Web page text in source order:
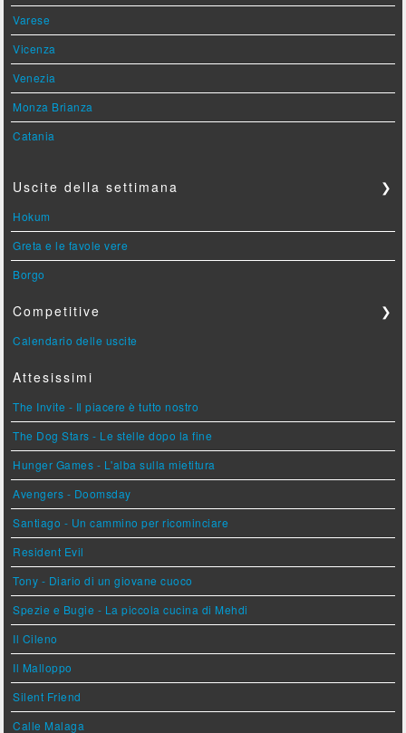
Varese
Vicenza
Venezia
Monza Brianza
Catania
Uscite della settimana ❯
Hokum
Greta e le favole vere
Borgo
Competitive ❯
Calendario delle uscite
Attesissimi
The Invite - Il piacere è tutto nostro
The Dog Stars - Le stelle dopo la fine
Hunger Games - L'alba sulla mietitura
Avengers - Doomsday
Santiago - Un cammino per ricominciare
Resident Evil
Tony - Diario di un giovane cuoco
Spezie e Bugie - La piccola cucina di Mehdi
Il Cileno
Il Malloppo
Silent Friend
Calle Malaga